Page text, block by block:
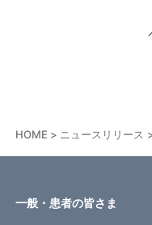
HOME ニュースリリース
一般・患者の皆さま